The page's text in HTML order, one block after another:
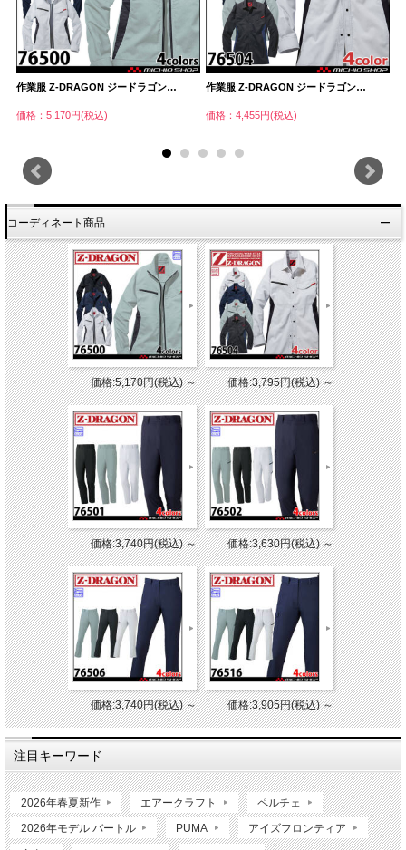
作業服 Z-DRAGON ジードラゴン…
価格：5,170円(税込)
作業服 Z-DRAGON ジードラゴン…
価格：4,455円(税込)
コーディネート商品
価格:5,170円(税込)～ 価格:3,795円(税込)～
価格:3,740円(税込)～ 価格:3,630円(税込)～
価格:3,740円(税込)～ 価格:3,905円(税込)～
注目キーワード
2026年春夏新作 エアークラフト ペルチェ
2026年モデル バートル PUMA アイズフロンティア